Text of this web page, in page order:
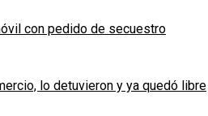
con pedido de secuestro
lo detuvieron y ya quedó libre